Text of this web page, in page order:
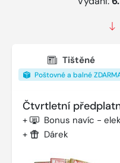
Tištěné
Poštovné a balné
Čtvrtletní
+ Bonus navíc -
+ Dárek